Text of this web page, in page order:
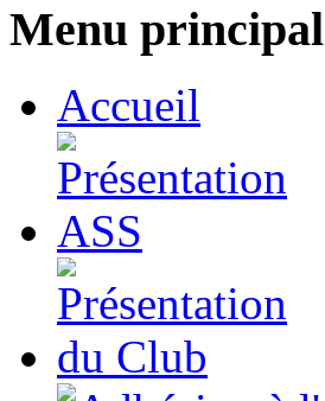
Menu principal
Accueil